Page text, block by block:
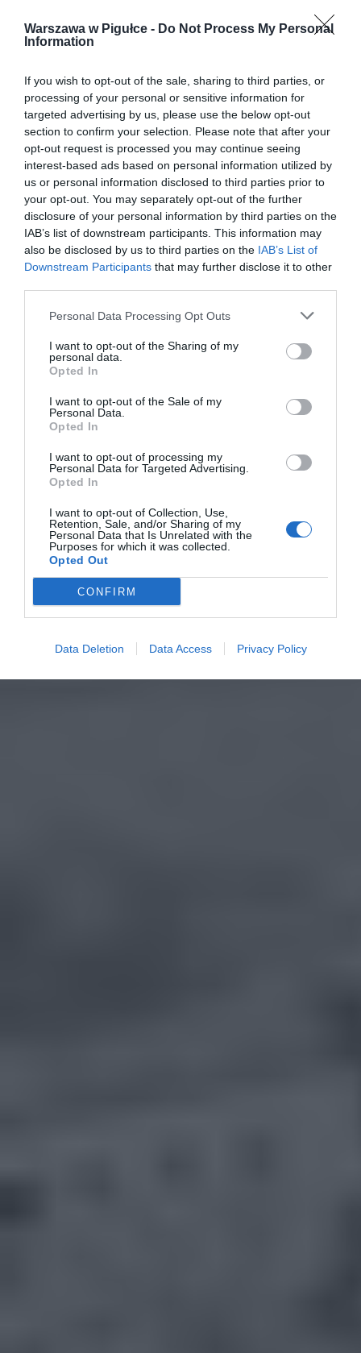
Warszawa w Pigułce - Do Not Process My Personal
Information
If you wish to opt-out of the sale, sharing to third parties, or
processing of your personal or sensitive information for
targeted advertising by us, please use the below opt-out
section to confirm your selection. Please note that after your
opt-out request is processed you may continue seeing
interest-based ads based on personal information utilized by
us or personal information disclosed to third parties prior to
your opt-out. You may separately opt-out of the further
disclosure of your personal information by third parties on the
IAB’s list of downstream participants. This information may
also be disclosed by us to third parties on the IAB’s List of
Downstream Participants that may further disclose it to other
Personal Data Processing Opt Outs
I want to opt-out of the Sharing of my
personal data.
Opted In
I want to opt-out of the Sale of my
Personal Data.
Opted In
I want to opt-out of processing my
Personal Data for Targeted Advertising.
Opted In
I want to opt-out of Collection, Use,
Retention, Sale, and/or Sharing of my
Personal Data that Is Unrelated with the
Purposes for which it was collected.
Opted Out
CONFIRM
Data Deletion Data Access Privacy Policy